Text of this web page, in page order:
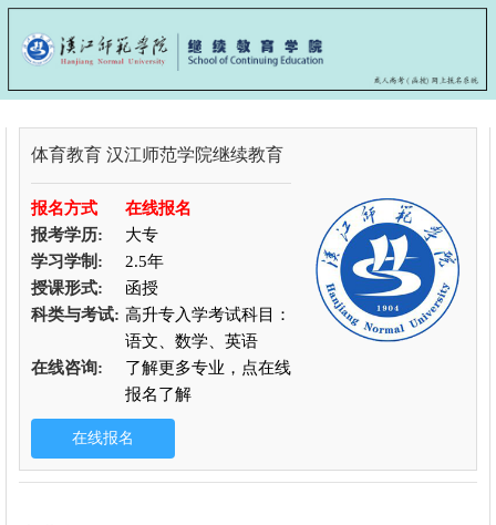
体育教育 汉江师范学院继续教育
报名方式
在线报名
报考学历:
大专
学习学制:
2.5年
授课形式:
函授
科类与考试: 高升专入学考试科目：
语文、数学、英语
在线咨询:
了解更多专业，点在线
报名了解